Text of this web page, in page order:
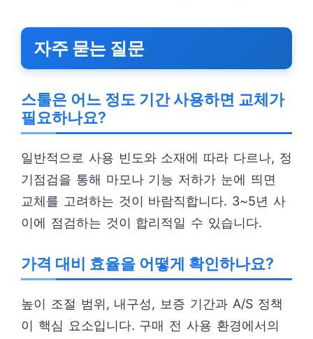
자주 묻는 질문
스툴은 어느 정도 기간 사용하면 교체가
필요하나요?
일반적으로 사용 빈도와 소재에 따라 다르나, 정
기점검을 통해 마모나 기능 저하가 눈에 띄면
교체를 고려하는 것이 바람직합니다. 3~5년 사
이에 점검하는 것이 합리적일 수 있습니다.
가격 대비 효율을 어떻게 확인하나요?
높이 조절 범위, 내구성, 보증 기간과 A/S 정책
이 핵심 요소입니다. 구매 전 사용 환경에서의